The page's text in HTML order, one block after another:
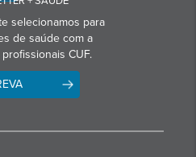
selecionamos para
de saúde com a
CUF.